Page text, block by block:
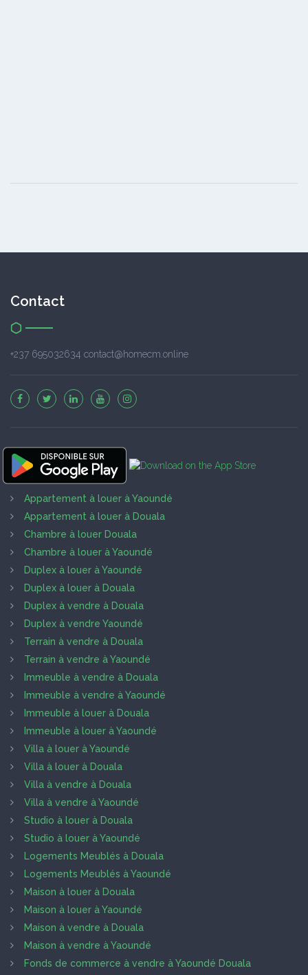
Contact
+237 695032634 contact@homecm.online
Appartement à louer à Yaoundé
Appartement à louer à Douala
Chambre à louer Douala
Chambre à louer à Yaoundé
Duplex à louer à Yaoundé
Duplex à louer à Douala
Duplex à vendre à Douala
Duplex à vendre Yaoundé
Terrain à vendre à Douala
Terrain à vendre à Yaoundé
Immeuble à vendre à Douala
Immeuble à vendre à Yaoundé
Immeuble à louer à Douala
Immeuble à louer à Yaoundé
Villa à louer à Yaoundé
Villa à louer à Douala
Villa à vendre à Douala
Villa à vendre à Yaoundé
Studio à louer à Douala
Studio à louer à Yaoundé
Logements Meublés à Douala
Logements Meublés à Yaoundé
Maison à louer à Douala
Maison à louer à Yaoundé
Maison à vendre à Douala
Maison à vendre à Yaoundé
Fonds de commerce à vendre à Yaoundé Douala